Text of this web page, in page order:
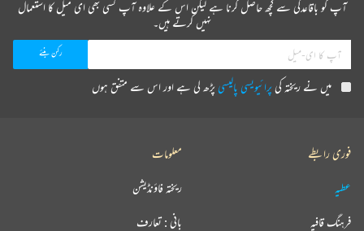
خلیق الزماں نصرتؔ صاحب اس وقت بزم مخطوطات بھیونڈی اور معصوم ایجوکیشنل سوسائٹی کےصدر ہیں۔
ممبئی یونیورسٹی میں ’شعرائے مہاراشٹرا ‘ کی رسم اجرا کےموقع پر معروف ناقد پروفیسر ڈاکٹر مجاہد حسین
نےنصرت صاحب کو’ نازش مہاراشٹرا‘ کے خطاب سےنوازا تھا۔
آپ کو باقاعدگی سے کچھ حاصل کرنا ہے لیکن اس کے علاوہ آپ کسی بھی ای میل کا استعمال
نہیں کرتے ہیں۔
میں نے ریختہ کیپرائیویسی پالیسیپڑھ لی ہے اور اس سے متفق ہوں
فوری رابطے
عطیہ
فرہنگ قافیہ
معلومات
ریختہ فاؤنڈیشن
بانی : تعارف